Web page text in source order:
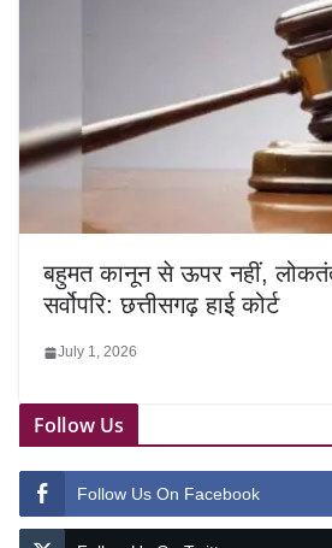
बहुमत कानून से ऊपर नहीं,
सर्वोपरि: छत्तीसगढ़ हाई कोर्ट
July 1, 2026
Follow Us
Follow Us On Facebook